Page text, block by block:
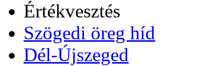
Értékvesztés
Szögedi öreg híd
Dél-Újszeged